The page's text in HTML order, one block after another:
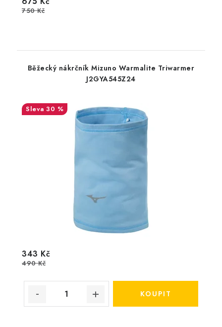
750 Kč
Běžecký nákrčník Mizuno Warmalite Triwarmer
J2GYA545Z24
30 %
343 Kč
490 Kč